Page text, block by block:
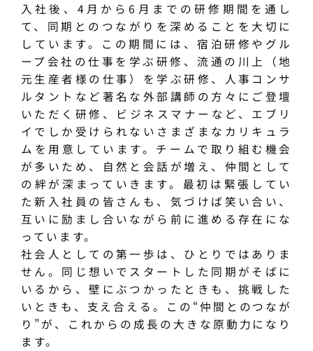
入社後、4月から6月までの研修期間を通し
て、同期とのつながりを深めることを大切に
しています。この期間には、宿泊研修やグル
ープ会社の仕事を学ぶ研修、流通の川上（地
元生産者様の仕事）を学ぶ研修、人事コンサ
ルタントなど著名な外部講師の方々にご登壇
いただく研修、ビジネスマナーなど、エブリ
イでしか受けられないさまざまなカリキュラ
ムを用意しています。チームで取り組む機会
が多いため、自然と会話が増え、仲間として
の絆が深まっていきます。最初は緊張してい
た新入社員の皆さんも、気づけば笑い合い、
互いに励まし合いながら前に進める存在にな
っています。
社会人としての第一歩は、ひとりではありま
せん。同じ想いでスタートした同期がそばに
いるから、壁にぶつかったときも、挑戦した
いときも、支え合える。この“仲間とのつなが
り”が、これからの成長の大きな原動力になり
ます。